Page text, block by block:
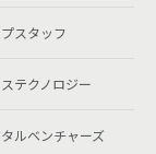
スタッフ
テクノロジー
ルベンチャーズ